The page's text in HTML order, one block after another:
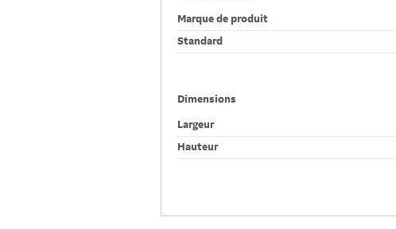
Marque de produit
Standard
Dimensions
Largeur
Hauteur